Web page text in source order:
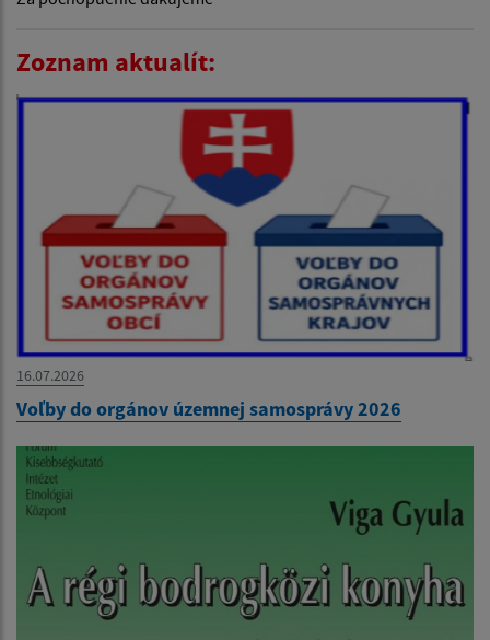
Zoznam aktualít:
16.07.2026
Voľby do orgánov územnej samosprávy 2026